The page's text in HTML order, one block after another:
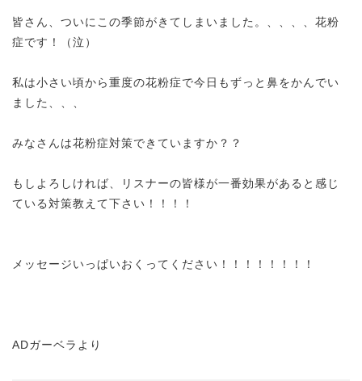
皆さん、ついにこの季節がきてしまいました。、、、、花粉
症です！（泣）
私は小さい頃から重度の花粉症で今日もずっと鼻をかんでい
ました、、、
みなさんは花粉症対策できていますか？？
もしよろしければ、リスナーの皆様が一番効果があると感じ
ている対策教えて下さい！！！！
メッセージいっぱいおくってください！！！！！！！！
ADガーベラより